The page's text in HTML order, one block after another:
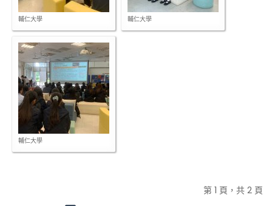
輔仁大學 輔仁大學
輔仁大學
第 1 頁，共 2 頁